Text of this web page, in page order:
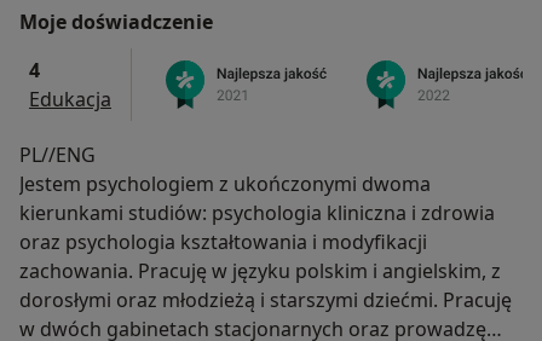
Moje doświadczenie
4
Edukacja
PL//ENG
Jestem psychologiem z ukończonymi dwoma
kierunkami studiów: psychologia kliniczna i zdrowia
oraz psychologia kształtowania i modyfikacji
zachowania. Pracuję w języku polskim i angielskim, z
dorosłymi oraz młodzieżą i starszymi dziećmi. Pracuję
w dwóch gabinetach stacjonarnych oraz prowadzę